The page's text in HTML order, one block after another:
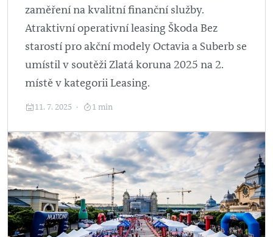
zaměření na kvalitní finanční služby.
Atraktivní operativní leasing Škoda Bez
starostí pro akční modely Octavia a Suberb se
umístil v soutěži Zlatá koruna 2025 na 2.
místě v kategorii Leasing.
11. 7. 2025 1 min